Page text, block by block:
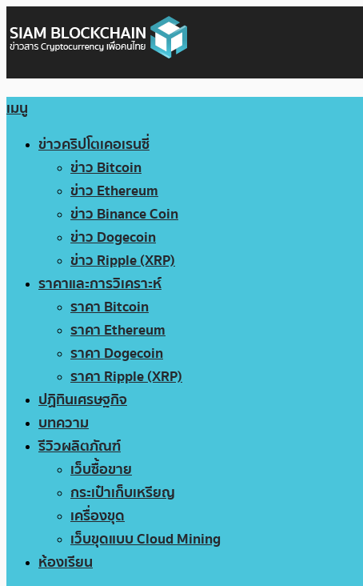
เมนู
ข่าวคริปโตเคอเรนซี่
ข่าว Bitcoin
ข่าว Ethereum
ข่าว Binance Coin
ข่าว Dogecoin
ข่าว Ripple (XRP)
ราคาและการวิเคราะห์
ราคา Bitcoin
ราคา Ethereum
ราคา Dogecoin
ราคา Ripple (XRP)
ปฏิทินเศรษฐกิจ
บทความ
รีวิวผลิตภัณฑ์
เว็บซื้อขาย
กระเป๋าเก็บเหรียญ
เครื่องขุด
เว็บขุดแบบ Cloud Mining
ห้องเรียน